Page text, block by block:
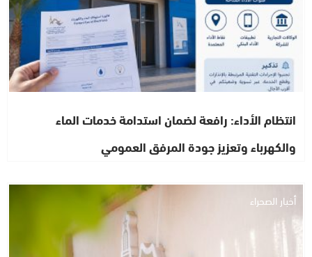
انتظام الأداء: رافعة لضمان استدامة خدمات الماء
والكهرباء وتعزيز جودة المرفق العمومي
أخبار الصحراء